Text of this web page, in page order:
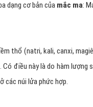
dạng cơ bản của mắc ma:
thổ (natri, kali, canxi,
điều này là do hàm lượng
các núi lửa phức hợp.